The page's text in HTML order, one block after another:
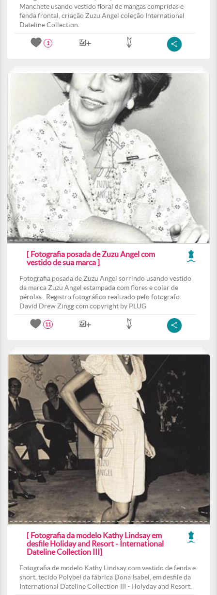
Manchete usando vestido floral de mangas compridas e
fenda frontal, criação Zuzu Angel coleção International
Dateline Collection.
1
[ Fotografia posada de Zuzu Angel com
vestido de sua marca ]
Fotografia posada de Zuzu Angel sorrindo usando vestido
da marca Zuzu Angel estampada com flores e colar de
pérolas . Registro fotográfico realizado pelo fotografo
David Drew Zingg com copyright by PLUG
11
[ Fotografia da modelo Kathy Lindsay em
desfile Holiday and Resort - International
Dateline Collection III]
Fotografia de modelo Kathy Lindsay com vestido de fenda e
short, tecido Polybel da fábrica Dona Isabel, em desfile da
International Dateline Collection III - Holyday and Resort.